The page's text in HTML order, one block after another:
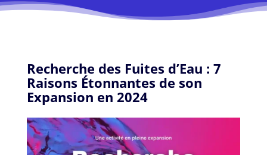
Recherche des Fuites d’Eau : 7
Raisons Étonnantes de son
Expansion en 2024